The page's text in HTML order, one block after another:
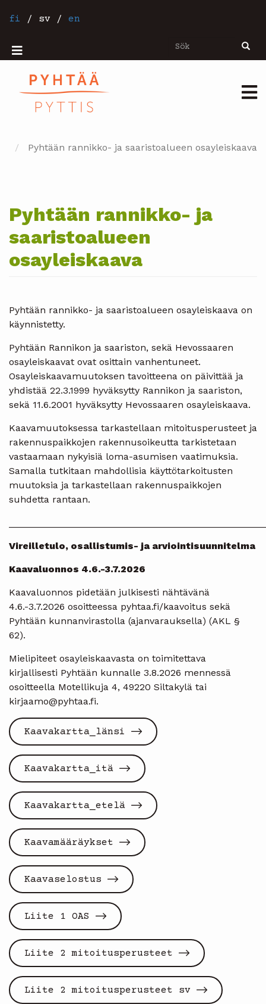
tillfi / sv / en
Sök Sök
Mobiilivalikko
Pyhtään rannikko- ja saaristoalueen osayleiskaava
Pyhtään rannikko- ja
saaristoalueen
osayleiskaava
Pyhtään rannikko- ja saaristoalueen osayleiskaava on
käynnistetty.
Pyhtään Rannikon ja saariston, sekä Hevossaaren
osayleiskaavat ovat osittain vanhentuneet.
Osayleiskaavamuutoksen tavoitteena on päivittää ja
yhdistää 22.3.1999 hyväksytty Rannikon ja saariston,
sekä 11.6.2001 hyväksytty Hevossaaren osayleiskaava.
Kaavamuutoksessa tarkastellaan mitoitusperusteet ja
rakennuspaikkojen rakennusoikeutta tarkistetaan
vastaamaan nykyisiä loma-asumisen vaatimuksia.
Samalla tutkitaan mahdollisia käyttötarkoitusten
muutoksia ja tarkastellaan rakennuspaikkojen
suhdetta rantaan.
Vireilletulo, osallistumis- ja arviointisuunnitelma
Kaavaluonnos 4.6.-3.7.2026
Kaavaluonnos pidetään julkisesti nähtävänä
4.6.-3.7.2026 osoitteessa pyhtaa.fi/kaavoitus sekä
Pyhtään kunnanvirastolla (ajanvarauksella) (AKL §
62).
Mielipiteet osayleiskaavasta on toimitettava
kirjallisesti Pyhtään kunnalle 3.8.2026 mennessä
osoitteella Motellikuja 4, 49220 Siltakylä tai
kirjaamo@pyhtaa.fi.
Kaavakartta_länsi
Kaavakartta_itä
Kaavakartta_etelä
Kaavamääräykset
Kaavaselostus
Liite 1 OAS
Liite 2 mitoitusperusteet
Liite 2 mitoitusperusteet sv